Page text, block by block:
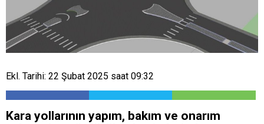
Ekl. Tarihi: 22 Şubat 2025 saat 09:32
Kara yollarının yapım, bakım ve onarım